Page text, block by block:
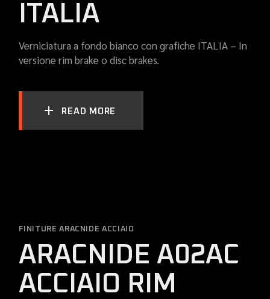
ITALIA
Verniciatura a fondo bianco con grafiche ITALIA – In
versione rim brake o disc brakes.
READ MORE
FINITURE ARACNIDE ACCIAIO
ARACNIDE A02AC
ACCIAIO RIM